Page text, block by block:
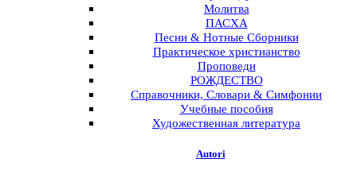
Молитва
ПАСХА
Песни & Нотные Сборники
Практическое христианство
Проповеди
РОЖДЕСТВО
Справочники, Словари & Симфонии
Учебные пособия
Художественная литература
Autori